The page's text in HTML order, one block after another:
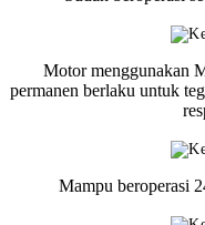
Motor menggunakan
permanen berlaku untuk
Mampu beroperasi